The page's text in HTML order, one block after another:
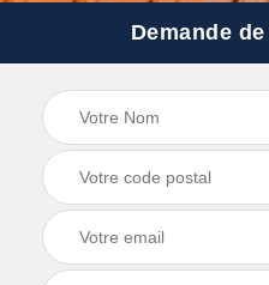
Demande